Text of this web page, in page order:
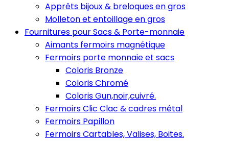
Apprêts bijoux & breloques en gros
Molleton et entoillage en gros
Fournitures pour Sacs & Porte-monnaie
Aimants fermoirs magnétique
Fermoirs porte monnaie et sacs
Coloris Bronze
Coloris Chromé
Coloris Gun,noir,cuivré.
Fermoirs Clic Clac & cadres métal
Fermoirs Papillon
Fermoirs Cartables, Valises, Boites.